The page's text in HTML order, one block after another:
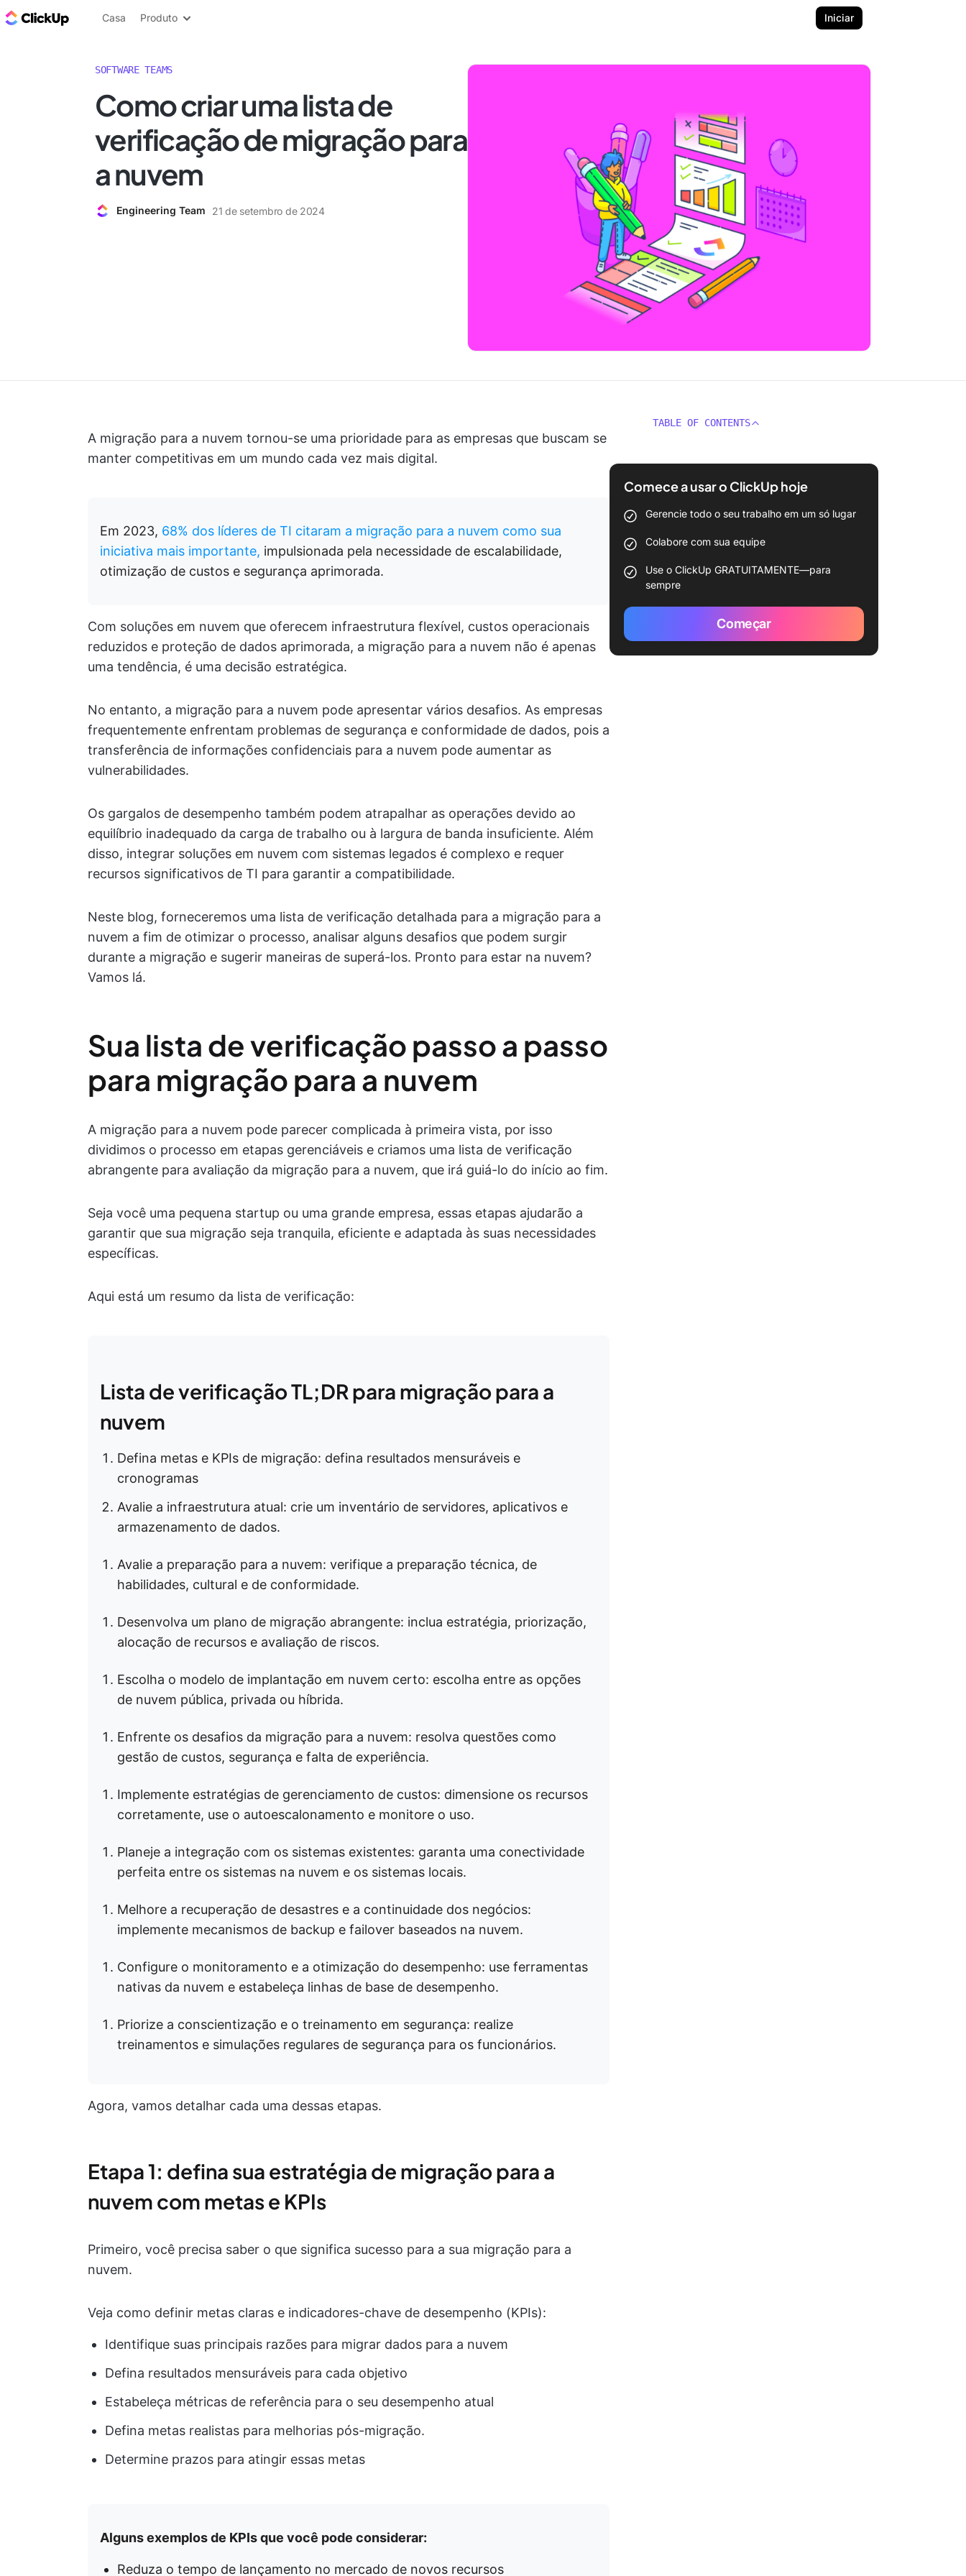
ClickUp Blogue
Casa Produto Iniciar
SOFTWARE TEAMS
Como criar uma lista de
verificação de migração para
a nuvem
Engineering Team 21 de setembro de 2024
A migração para a nuvem tornou-se uma prioridade para as empresas que buscam se
manter competitivas em um mundo cada vez mais digital.
Em 2023, 68% dos líderes de TI citaram a migração para a nuvem como sua
iniciativa mais importante, impulsionada pela necessidade de escalabilidade,
otimização de custos e segurança aprimorada.
Com soluções em nuvem que oferecem infraestrutura flexível, custos operacionais
reduzidos e proteção de dados aprimorada, a migração para a nuvem não é apenas
uma tendência, é uma decisão estratégica.
No entanto, a migração para a nuvem pode apresentar vários desafios. As empresas
frequentemente enfrentam problemas de segurança e conformidade de dados, pois a
transferência de informações confidenciais para a nuvem pode aumentar as
vulnerabilidades.
Os gargalos de desempenho também podem atrapalhar as operações devido ao
equilíbrio inadequado da carga de trabalho ou à largura de banda insuficiente. Além
disso, integrar soluções em nuvem com sistemas legados é complexo e requer
recursos significativos de TI para garantir a compatibilidade.
Neste blog, forneceremos uma lista de verificação detalhada para a migração para a
nuvem a fim de otimizar o processo, analisar alguns desafios que podem surgir
durante a migração e sugerir maneiras de superá-los. Pronto para estar na nuvem?
Vamos lá.
Sua lista de verificação passo a passo
para migração para a nuvem
A migração para a nuvem pode parecer complicada à primeira vista, por isso
dividimos o processo em etapas gerenciáveis e criamos uma lista de verificação
abrangente para avaliação da migração para a nuvem, que irá guiá-lo do início ao fim.
Seja você uma pequena startup ou uma grande empresa, essas etapas ajudarão a
garantir que sua migração seja tranquila, eficiente e adaptada às suas necessidades
específicas.
Aqui está um resumo da lista de verificação:
Lista de verificação TL;DR para migração para a
nuvem
Defina metas e KPIs de migração: defina resultados mensuráveis e
cronogramas
Avalie a infraestrutura atual: crie um inventário de servidores, aplicativos e
armazenamento de dados.
Avalie a preparação para a nuvem: verifique a preparação técnica, de
habilidades, cultural e de conformidade.
Desenvolva um plano de migração abrangente: inclua estratégia, priorização,
alocação de recursos e avaliação de riscos.
Escolha o modelo de implantação em nuvem certo: escolha entre as opções
de nuvem pública, privada ou híbrida.
Enfrente os desafios da migração para a nuvem: resolva questões como
gestão de custos, segurança e falta de experiência.
Implemente estratégias de gerenciamento de custos: dimensione os recursos
corretamente, use o autoescalonamento e monitore o uso.
Planeje a integração com os sistemas existentes: garanta uma conectividade
perfeita entre os sistemas na nuvem e os sistemas locais.
Melhore a recuperação de desastres e a continuidade dos negócios:
implemente mecanismos de backup e failover baseados na nuvem.
Configure o monitoramento e a otimização do desempenho: use ferramentas
nativas da nuvem e estabeleça linhas de base de desempenho.
Priorize a conscientização e o treinamento em segurança: realize
treinamentos e simulações regulares de segurança para os funcionários.
Agora, vamos detalhar cada uma dessas etapas.
Etapa 1: defina sua estratégia de migração para a
nuvem com metas e KPIs
Primeiro, você precisa saber o que significa sucesso para a sua migração para a
nuvem.
Veja como definir metas claras e indicadores-chave de desempenho (KPIs):
Identifique suas principais razões para migrar dados para a nuvem
Defina resultados mensuráveis para cada objetivo
Estabeleça métricas de referência para o seu desempenho atual
Defina metas realistas para melhorias pós-migração.
Determine prazos para atingir essas metas
Alguns exemplos de KPIs que você pode considerar:
Reduza o tempo de lançamento no mercado de novos recursos
TABLE OF CONTENTS
Comece a usar o ClickUp hoje
Gerencie todo o seu trabalho em um só lugar
Colabore com sua equipe
Use o ClickUp GRATUITAMENTE—para
sempre
Começar